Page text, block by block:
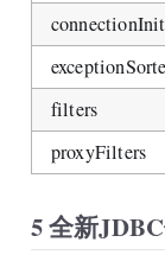
filters
proxyFilters
5 全新